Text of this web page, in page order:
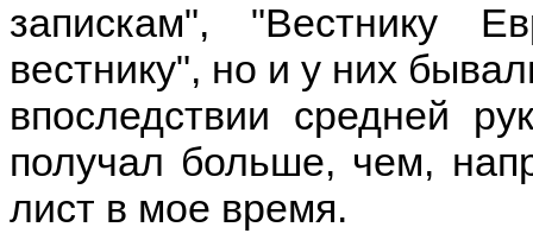
запискам", "Вестнику
вестнику", но и у них
впоследствии средней
получал больше, чем,
лист в мое время.